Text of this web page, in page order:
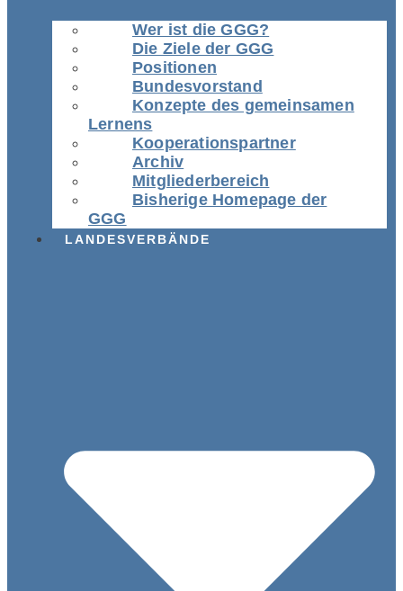
Wer ist die GGG?
Die Ziele der GGG
Positionen
Bundesvorstand
Konzepte des gemeinsamen
Lernens
Kooperationspartner
Archiv
Mitgliederbereich
Bisherige Homepage der
GGG
LANDESVERBÄNDE